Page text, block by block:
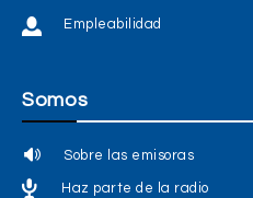
Empleabilidad
Somos
Sobre las emisoras
Haz parte de la radio